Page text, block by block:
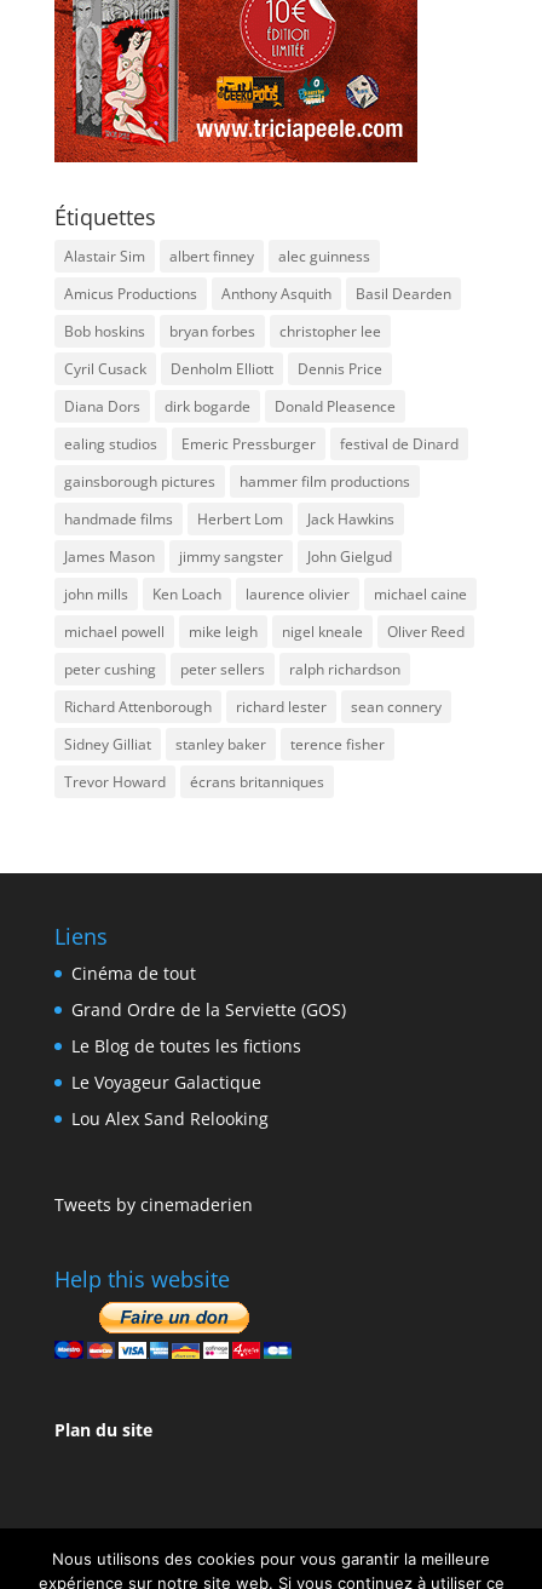
Étiquettes
Alastair Sim albert finney
alec guinness
Amicus Productions
Anthony Asquith
Basil Dearden
Bob hoskins
bryan forbes
christopher lee
Cyril Cusack
Denholm Elliott
Dennis Price
Diana Dors
dirk bogarde
Donald Pleasence
ealing studios
Emeric Pressburger
festival de Dinard
gainsborough pictures
hammer film productions
handmade films
Herbert Lom
Jack Hawkins
James Mason
jimmy sangster
John Gielgud
john mills
Ken Loach laurence olivier
michael caine
michael powell
mike leigh nigel kneale
Oliver Reed
peter cushing
peter sellers
ralph richardson
Richard Attenborough
richard lester
sean connery
Sidney Gilliat
stanley baker
terence fisher
Trevor Howard
écrans britanniques
Liens
Cinéma de tout
Grand Ordre de la Serviette (GOS)
Le Blog de toutes les fictions
Le Voyageur Galactique
Lou Alex Sand Relooking
Tweets by cinemaderien
Help this website
Plan du site
Nous utilisons des cookies pour vous garantir la meilleure
expérience sur notre site web. Si vous continuez à utiliser ce